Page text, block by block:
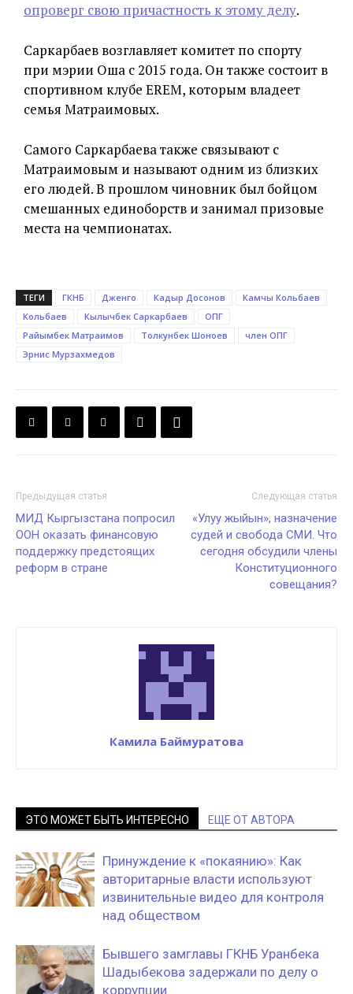
опроверг свою причастность к этому делу.
Саркарбаев возглавляет комитет по спорту
при мэрии Оша с 2015 года. Он также состоит в
спортивном клубе EREM, которым владеет
семья Матраимовых.
Самого Саркарбаева также связывают с
Матраимовым и называют одним из близких
его людей. В прошлом чиновник был бойцом
смешанных единоборств и занимал призовые
места на чемпионатах.
ТЕГИ ГКНБ Дженго Кадыр Досонов
Камчы Кольбаев
Кольбаев
Кылычбек Саркарбаев
ОПГ
Райымбек Матраимов
Толкунбек Шоноев
член ОПГ
Эрнис Мурзахмедов
Предыдущая статья
МИД Кыргызстана попросил
ООН оказать финансовую
поддержку предстоящих
реформ в стране
Следующая статья
«Улуу жыйын», назначение
судей и свобода СМИ. Что
сегодня обсудили члены
Конституционного
совещания?
Камила Баймуратова
ЭТО МОЖЕТ БЫТЬ ИНТЕРЕСНО ЕЩЕ ОТ АВТОРА
Принуждение к «покаянию»: Как
авторитарные власти используют
извинительные видео для контроля
над обществом
Бывшего замглавы ГКНБ Уранбека
Шадыбекова задержали по делу о
коррупции